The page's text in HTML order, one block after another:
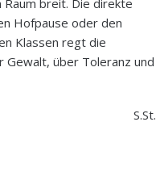
Raum breit. Die direkte
Hofpause oder den
Klassen regt die
Gewalt, über Toleranz und
S.St.